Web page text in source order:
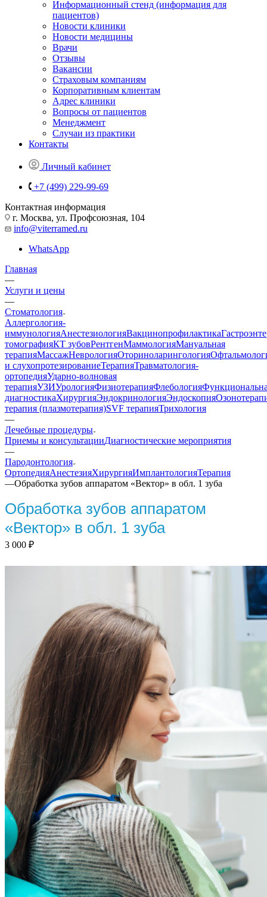
Информационный стенд (информация для
пациентов)
Новости клиники
Новости медицины
Врачи
Отзывы
Вакансии
Страховым компаниям
Корпоративным клиентам
Адрес клиники
Вопросы от пациентов
Менеджмент
Случаи из практики
Контакты
Личный кабинет
+7 (499) 229-99-69
Контактная информация
г. Москва, ул. Профсоюзная, 104
info@viterramed.ru
WhatsApp
Главная
—
Услуги и цены
—
Стоматология
Аллергология-
иммунологияАнестезиологияВакцинопрофилактика
томографияКТ зубовРентгенМаммологияМануальная
терапияМассажНеврологияОториноларингология
и слухопротезированиеТерапияТравматология-
ортопедияУдарно-волновая
терапияУЗИУрологияФизиотерапияФлебология
диагностикаХирургияЭндокринологияЭндоскопия
терапия (плазмотерапия)SVF терапияТрихология
—
Лечебные процедуры
Приемы и консультацииДиагностические мероприятия
—
Пародонтология
ОртопедияАнестезияХирургияИмплантологияТерапия
—Обработка зубов аппаратом «Вектор» в обл. 1 зуба
Обработка зубов аппаратом
«Вектор» в обл. 1 зуба
3 000 ₽